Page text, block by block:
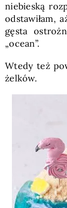
niebieską
odstawiłam,
gęsta
„ocean”.
Wtedy też
żelków.